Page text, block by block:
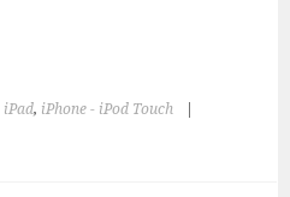
iPad, iPhone - iPod Touch